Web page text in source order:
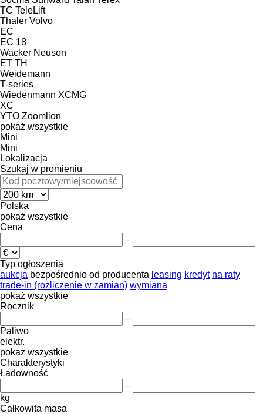
TC TeleLift
Thaler Volvo
EC
EC 18
Wacker Neuson
ET TH
Weidemann
T-series
Wiedenmann XCMG
XC
YTO Zoomlion
pokaż wszystkie
Mini
Mini
Lokalizacja
Szukaj w promieniu
Polska
pokaż wszystkie
Cena
–
Typ ogłoszenia
aukcja bezpośrednio od producenta leasing kredyt na raty
trade-in (rozliczenie w zamian) wymiana
pokaż wszystkie
Rocznik
–
Paliwo
elektr.
pokaż wszystkie
Charakterystyki
Ładowność
–
kg
Całkowita masa